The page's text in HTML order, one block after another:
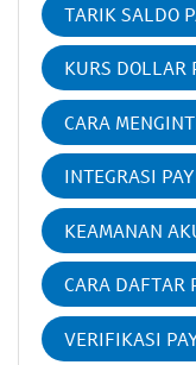
TARIK SALDO
KURS DOLLAR
CARA
INTEGRASI
KEAMANAN
CARA DAFTAR
VERIFIKASI